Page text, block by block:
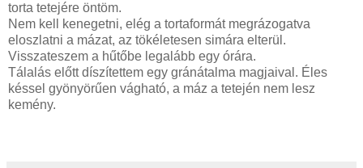
torta tetejére öntöm.
Nem kell kenegetni, elég a tortaformát megrázogatva
eloszlatni a mázat, az tökéletesen simára elterül.
Visszateszem a hűtőbe legalább egy órára.
Tálalás előtt díszítettem egy gránátalma magjaival. Éles
késsel gyönyörűen vágható, a máz a tetején nem lesz
kemény.